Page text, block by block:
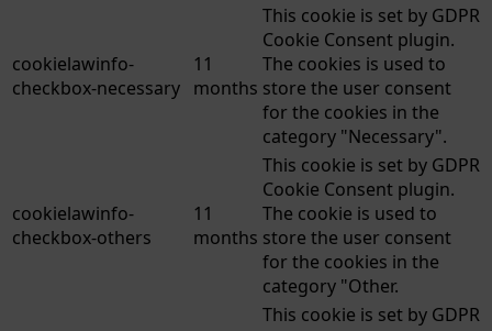
cookielawinfo-
checkbox-necessary
11
months
This cookie is set by GDPR
Cookie Consent plugin.
The cookies is used to
store the user consent
for the cookies in the
category "Necessary".
cookielawinfo-
checkbox-others
11
months
This cookie is set by GDPR
Cookie Consent plugin.
The cookie is used to
store the user consent
for the cookies in the
category "Other.
This cookie is set by GDPR